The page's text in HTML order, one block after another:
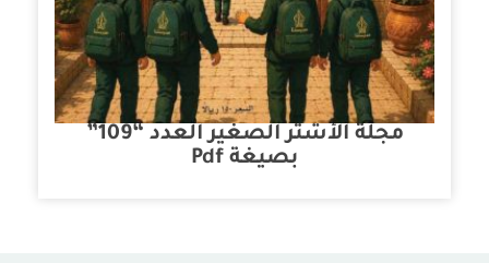
مجلة الأشتر الصغير العدد “109”
بصيغة Pdf